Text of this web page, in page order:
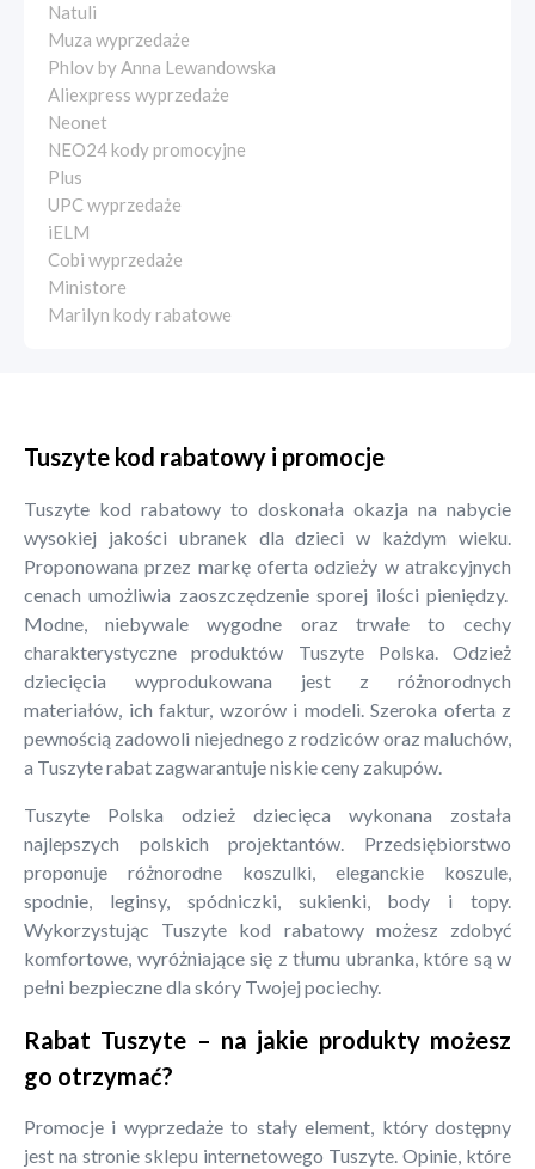
Natuli
Muza wyprzedaże
Phlov by Anna Lewandowska
Aliexpress wyprzedaże
Neonet
NEO24 kody promocyjne
Plus
UPC wyprzedaże
iELM
Cobi wyprzedaże
Ministore
Marilyn kody rabatowe
Tuszyte kod rabatowy i promocje
Tuszyte kod rabatowy to doskonała okazja na nabycie
wysokiej jakości ubranek dla dzieci w każdym wieku.
Proponowana przez markę oferta odzieży w atrakcyjnych
cenach umożliwia zaoszczędzenie sporej ilości pieniędzy.
Modne, niebywale wygodne oraz trwałe to cechy
charakterystyczne produktów Tuszyte Polska. Odzież
dziecięcia wyprodukowana jest z różnorodnych
materiałów, ich faktur, wzorów i modeli. Szeroka oferta z
pewnością zadowoli niejednego z rodziców oraz maluchów,
a Tuszyte rabat zagwarantuje niskie ceny zakupów.
Tuszyte Polska odzież dziecięca wykonana została
najlepszych polskich projektantów. Przedsiębiorstwo
proponuje różnorodne koszulki, eleganckie koszule,
spodnie, leginsy, spódniczki, sukienki, body i topy.
Wykorzystując Tuszyte kod rabatowy możesz zdobyć
komfortowe, wyróżniające się z tłumu ubranka, które są w
pełni bezpieczne dla skóry Twojej pociechy.
Rabat Tuszyte – na jakie produkty możesz
go otrzymać?
Promocje i wyprzedaże to stały element, który dostępny
jest na stronie sklepu internetowego Tuszyte. Opinie, które